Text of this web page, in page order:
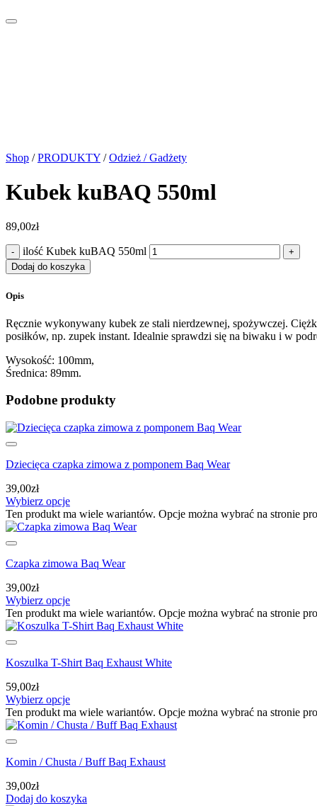
Shop / PRODUKTY / Odzież / Gadżety
Kubek kuBAQ 550ml
89,00zł
ilość Kubek kuBAQ 550ml
Dodaj do koszyka
Opis
Ręcznie wykonywany kubek ze stali nierdzewnej, spożywczej.
posiłków, np. zupek instant. Idealnie sprawdzi się na biwaku i w
Wysokość: 100mm,
Średnica: 89mm.
Podobne produkty
Dziecięca czapka zimowa z pomponem Baq Wear
39,00zł
Wybierz opcje
Ten produkt ma wiele wariantów. Opcje można wybrać na stronie
Czapka zimowa Baq Wear
39,00zł
Wybierz opcje
Ten produkt ma wiele wariantów. Opcje można wybrać na stronie
Koszulka T-Shirt Baq Exhaust White
59,00zł
Wybierz opcje
Ten produkt ma wiele wariantów. Opcje można wybrać na stronie
Komin / Chusta / Buff Baq Exhaust
39,00zł
Dodaj do koszyka